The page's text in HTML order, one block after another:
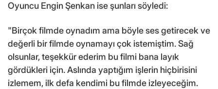
Oyuncu Engin Şenkan ise şunları söyledi:
"Birçok filmde oynadım ama böyle ses getirecek ve
değerli bir filmde oynamayı çok istemiştim. Sağ
olsunlar, teşekkür ederim bu filmi bana layık
gördükleri için. Aslında yaptığım işlerin hiçbirisini
izlemem, ilk defa kendimi bu filmde izleyeceğim.